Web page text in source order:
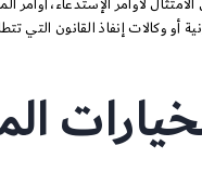
لأوامر الإستدعاء، أوامر
أو وكالات إنفاذ القانون